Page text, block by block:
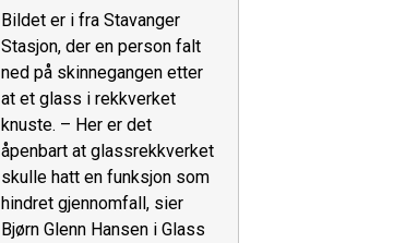
Bildet er i fra Stavanger
Stasjon, der en person falt
ned på skinnegangen etter
at et glass i rekkverket
knuste. – Her er det
åpenbart at glassrekkverket
skulle hatt en funksjon som
hindret gjennomfall, sier
Bjørn Glenn Hansen i Glass